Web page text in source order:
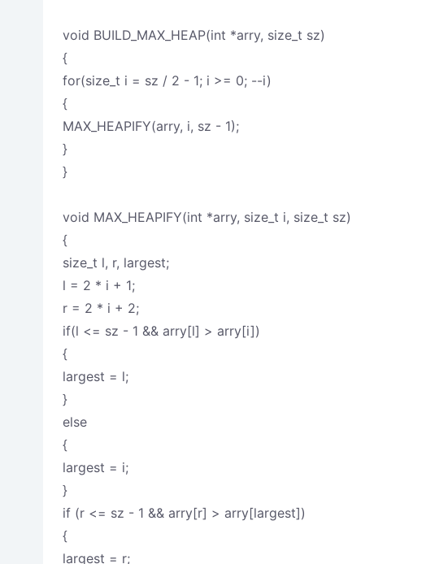
void BUILD_MAX_HEAP(int *arry, size_t sz)
{
for(size_t i = sz / 2 - 1; i >= 0; --i)
{
MAX_HEAPIFY(arry, i, sz - 1);
}
}
void MAX_HEAPIFY(int *arry, size_t i, size_t sz)
{
size_t l, r, largest;
l = 2 * i + 1;
r = 2 * i + 2;
if(l <= sz - 1 && arry[l] > arry[i])
{
largest = l;
}
else
{
largest = i;
}
if (r <= sz - 1 && arry[r] > arry[largest])
{
largest = r;